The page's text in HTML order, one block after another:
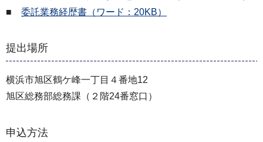
■ 委託業務経歴書（ワード：20KB）
提出場所
横浜市旭区鶴ケ峰一丁目４番地12
旭区総務部総務課（２階24番窓口）
申込方法